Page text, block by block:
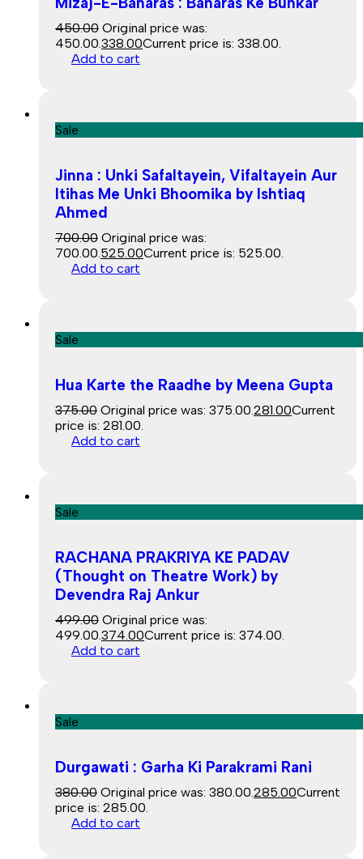
450.00 Original price was:
₹450.00. 338.00Current price is: ₹338.00.
Add to cart
Sale
Jinna : Unki Safaltayein, Vifaltayein Aur
Itihas Me Unki Bhoomika by Ishtiaq
Ahmed
700.00 Original price was:
₹700.00. 525.00Current price is: ₹525.00.
Add to cart
Sale
Hua Karte the Raadhe by Meena Gupta
375.00 Original price was: ₹375.00. 281.00Current
price is: ₹281.00.
Add to cart
Sale
RACHANA PRAKRIYA KE PADAV
(Thought on Theatre Work) by
Devendra Raj Ankur
499.00 Original price was:
₹499.00. 374.00Current price is: ₹374.00.
Add to cart
Sale
Durgawati : Garha Ki Parakrami Rani
380.00 Original price was: ₹380.00. 285.00Current
price is: ₹285.00.
Add to cart